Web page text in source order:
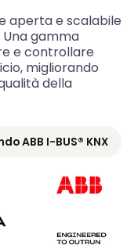
aperta e scalabile
gamma
e controllare
migliorando
della
ABB I-BUS® KNX